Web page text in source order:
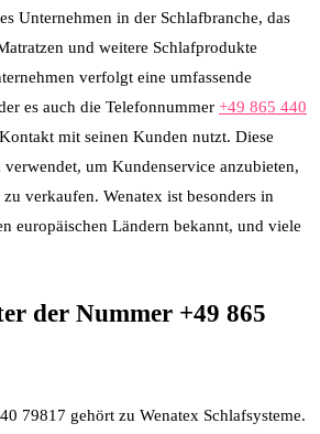
Unternehmen in der Schlafbranche, das
und weitere Schlafprodukte
verfolgt eine umfassende
es auch die Telefonnummer +49 865 440
mit seinen Kunden nutzt. Diese
um Kundenservice anzubieten,
verkaufen. Wenatex ist besonders in
europäischen Ländern bekannt, und viele
der Nummer +49 865
79817 gehört zu Wenatex Schlafsysteme.